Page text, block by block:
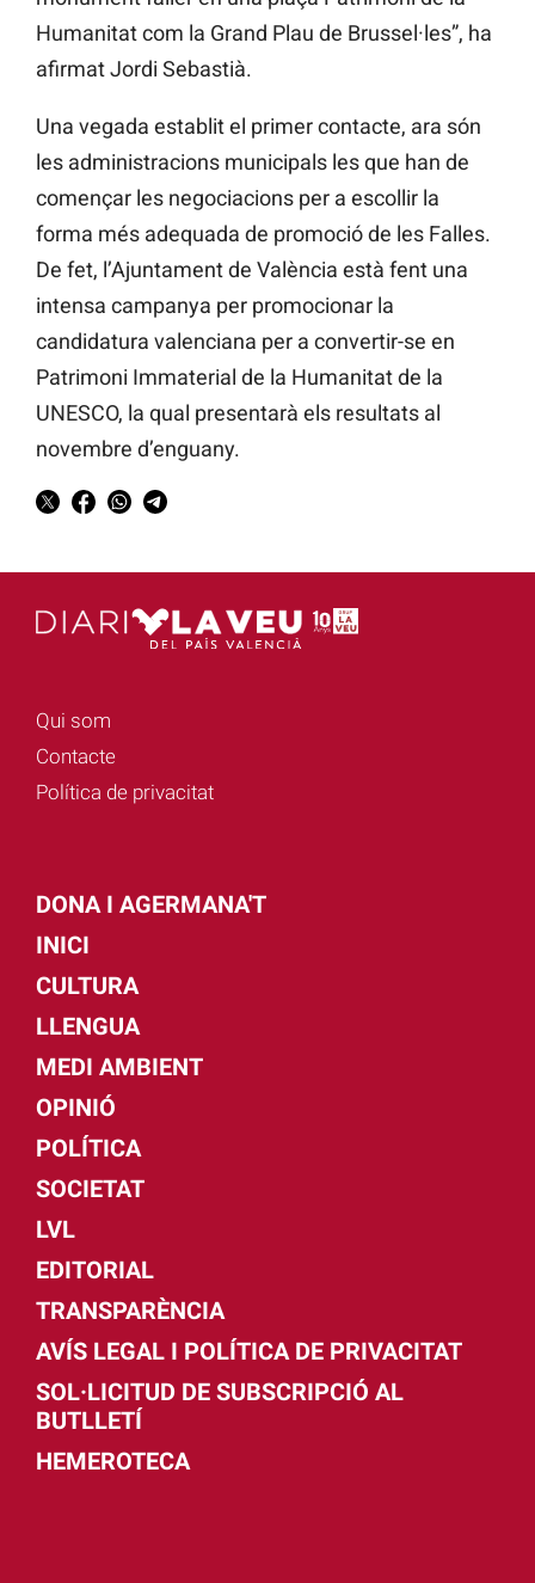
Humanitat com la Grand Plau de Brussel·les”, ha
afirmat Jordi Sebastià.
Una vegada establit el primer contacte, ara són
les administracions municipals les que han de
començar les negociacions per a escollir la
forma més adequada de promoció de les Falles.
De fet, l’Ajuntament de València està fent una
intensa campanya per promocionar la
candidatura valenciana per a convertir-se en
Patrimoni Immaterial de la Humanitat de la
UNESCO, la qual presentarà els resultats al
novembre d’enguany.
Qui som
Contacte
Política de privacitat
DONA I AGERMANA'T
INICI
CULTURA
LLENGUA
MEDI AMBIENT
OPINIÓ
POLÍTICA
SOCIETAT
LVL
EDITORIAL
TRANSPARÈNCIA
AVÍS LEGAL I POLÍTICA DE PRIVACITAT
SOL·LICITUD DE SUBSCRIPCIÓ AL
BUTLLETÍ
HEMEROTECA